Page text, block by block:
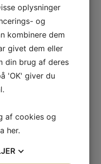
oplysninger
og
kombinere dem
givet dem eller
din brug af deres
'OK' giver du
af cookies og
her.